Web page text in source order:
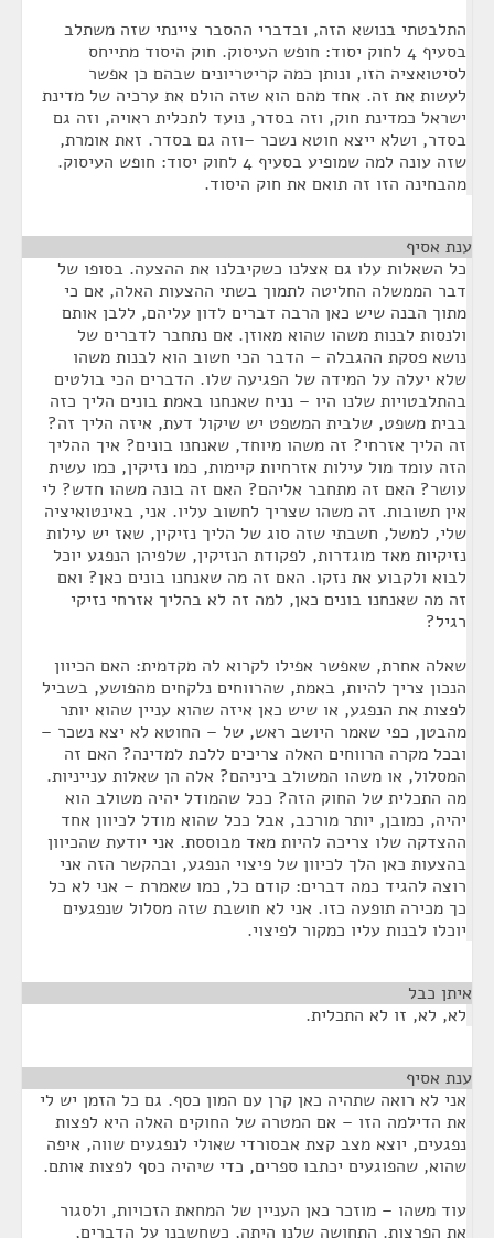
התלבטתי בנושא הזה, ובדברי ההסבר ציינתי שזה משתלב
בסעיף 4 לחוק יסוד: חופש העיסוק. חוק היסוד מתייחס
לסיטואציה הזו, ונותן כמה קריטריונים שבהם כן אפשר
לעשות את זה. אחד מהם הוא שזה הולם את ערכיה של מדינת
ישראל כמדינת חוק, וזה בסדר, נועד לתכלית ראויה, וזה גם
בסדר, ושלא ייצא חוטא נשכר –וזה גם בסדר. זאת אומרת,
שזה עונה למה שמופיע בסעיף 4 לחוק יסוד: חופש העיסוק.
מהבחינה הזו זה תואם את חוק היסוד.
ענת אסיף
כל השאלות עלו גם אצלנו כשקיבלנו את ההצעה. בסופו של
דבר הממשלה החליטה לתמוך בשתי ההצעות האלה, אם כי
מתוך הבנה שיש כאן הרבה דברים לדון עליהם, ללבן אותם
ולנסות לבנות משהו שהוא מאוזן. אם נתחבר לדברים של
נושא פסקת ההגבלה – הדבר הכי חשוב הוא לבנות משהו
שלא יעלה על המידה של הפגיעה שלו. הדברים הכי בולטים
בהתלבטויות שלנו היו – נניח שאנחנו באמת בונים הליך כזה
בבית משפט, שלבית המשפט יש שיקול דעת, איזה הליך זה?
זה הליך אזרחי? זה משהו מיוחד, שאנחנו בונים? איך ההליך
הזה עומד מול עילות אזרחיות קיימות, כמו נזיקין, כמו עשית
עושר? האם זה מתחבר אליהם? האם זה בונה משהו חדש? לי
אין תשובות. זה משהו שצריך לחשוב עליו. אני, באינטואיציה
שלי, למשל, חשבתי שזה סוג של הליך נזיקין, שאז יש עילות
נזיקיות מאד מוגדרות, לפקודת הנזיקין, שלפיהן הנפגע יוכל
לבוא ולקבוע את נזקו. האם זה מה שאנחנו בונים כאן? ואם
זה מה שאנחנו בונים כאן, למה זה לא בהליך אזרחי נזיקי
רגיל?
שאלה אחרת, שאפשר אפילו לקרוא לה מקדמית: האם הכיוון
הנכון צריך להיות, באמת, שהרווחים נלקחים מהפושע, בשביל
לפצות את הנפגע, או שיש כאן איזה שהוא עניין שהוא יותר
מהבטן, כפי שאמר היושב ראש, של – החוטא לא יצא נשכר –
ובכל מקרה הרווחים האלה צריכים ללכת למדינה? האם זה
המסלול, או משהו המשולב ביניהם? אלה הן שאלות ענייניות.
מה התכלית של החוק הזה? ככל שהמודל יהיה משולב הוא
יהיה, כמובן, יותר מורכב, אבל ככל שהוא מודל לכיוון אחד
ההצדקה שלו צריכה להיות מאד מבוססת. אני יודעת שהכיוון
בהצעות כאן הלך לכיוון של פיצוי הנפגע, ובהקשר הזה אני
רוצה להגיד כמה דברים: קודם כל, כמו שאמרת – אני לא כל
כך מכירה תופעה כזו. אני לא חושבת שזה מסלול שנפגעים
יוכלו לבנות עליו כמקור לפיצוי.
איתן כבל
לא, לא, זו לא התכלית.
ענת אסיף
אני לא רואה שתהיה כאן קרן עם המון כסף. גם כל הזמן יש לי
את הדילמה הזו – אם המטרה של החוקים האלה היא לפצות
נפגעים, יוצא מצב קצת אבסורדי שאולי לנפגעים שווה, איפה
שהוא, שהפוגעים יכתבו ספרים, כדי שיהיה כסף לפצות אותם.
עוד משהו – מוזכר כאן העניין של המחאת הזכויות, ולסגור
את הפרצות. התחושה שלנו היתה, כשחשבנו על הדברים,